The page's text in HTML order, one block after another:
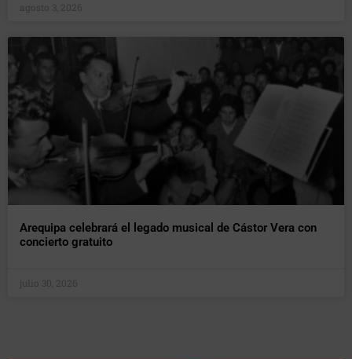
agosto 3, 2026
Arequipa celebrará el legado musical de Cástor Vera con
concierto gratuito
julio 30, 2026